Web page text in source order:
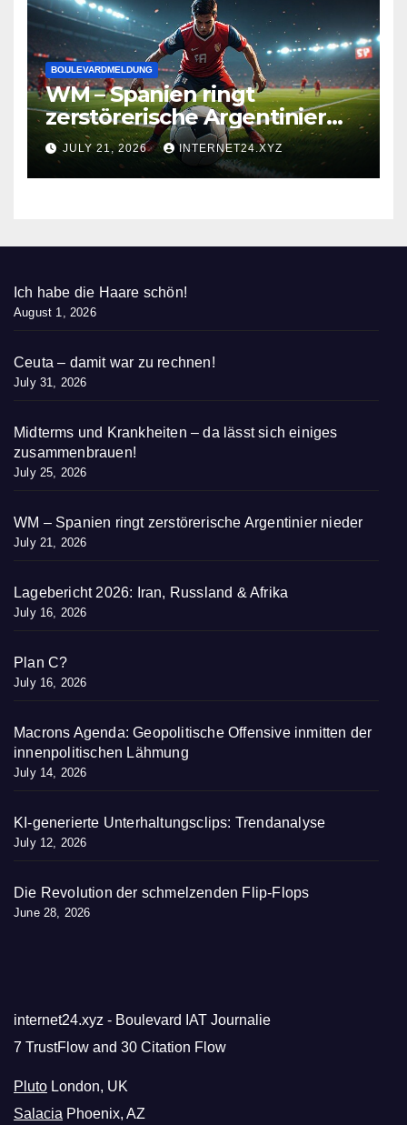
BOULEVARDMELDUNG
WM – Spanien ringt
zerstörerische Argentinier
nieder
JULY 21, 2026 INTERNET24.XYZ
Ich habe die Haare schön!
August 1, 2026
Ceuta – damit war zu rechnen!
July 31, 2026
Midterms und Krankheiten – da lässt sich einiges
zusammenbrauen!
July 25, 2026
WM – Spanien ringt zerstörerische Argentinier nieder
July 21, 2026
Lagebericht 2026: Iran, Russland & Afrika
July 16, 2026
Plan C?
July 16, 2026
Macrons Agenda: Geopolitische Offensive inmitten der
innenpolitischen Lähmung
July 14, 2026
KI-generierte Unterhaltungsclips: Trendanalyse
July 12, 2026
Die Revolution der schmelzenden Flip-Flops
June 28, 2026
internet24.xyz - Boulevard IAT Journalie
7 TrustFlow and 30 Citation Flow
Pluto London, UK
Salacia Phoenix, AZ